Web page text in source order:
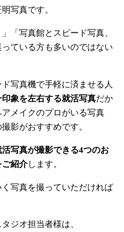
写真です。
「写真館とスピード写真、
ている方も多いのではない
写真機で手軽に済ませる人
印象を左右する就活写真だか
メイクのプロがいる写真
影がおすすめです。
写真が撮影できる4つのお
紹介します。
写真を撮っていただければ
ジオ担当者様は、